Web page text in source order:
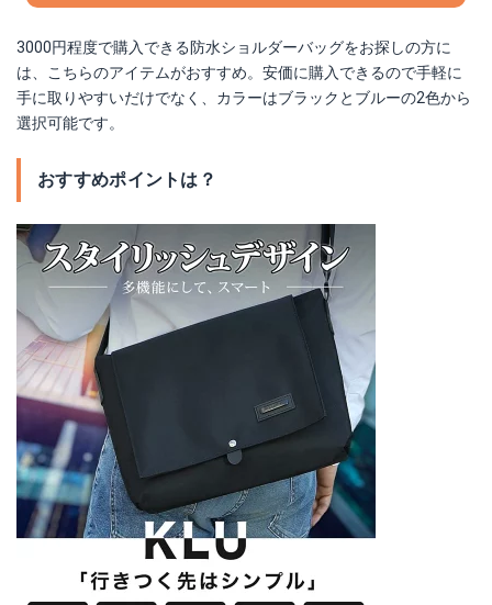
3000円程度で購入できる防水ショルダーバッグをお探しの方に
は、こちらのアイテムがおすすめ。安価に購入できるので手軽に
手に取りやすいだけでなく、カラーはブラックとブルーの2色から
選択可能です。
おすすめポイントは？